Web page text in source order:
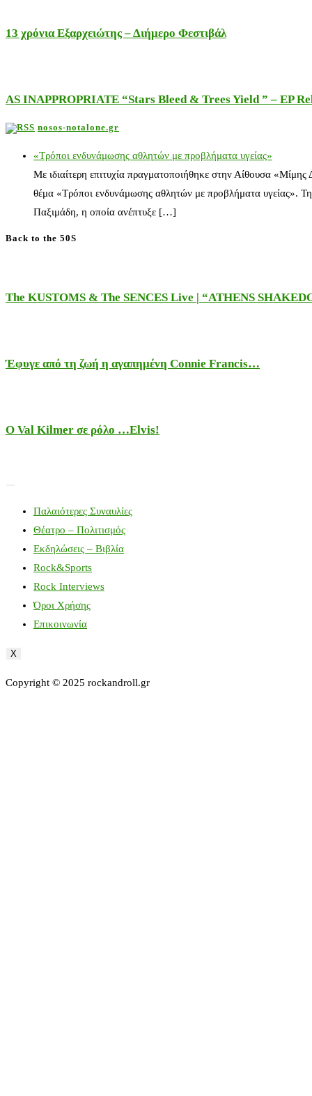
13 χρόνια Εξαρχειώτης – Διήμερο Φεστιβάλ
AS INAPPROPRIATE “Stars Bleed & Trees Yield ” – EP
nosos-notalone.gr
«Τρόποι ενδυνάμωσης αθλητών με προβλήματα υγείας»
Με ιδιαίτερη επιτυχία πραγματοποιήθηκε στην Αίθουσα
θέμα «Τρόποι ενδυνάμωσης αθλητών με προβλήματα υγείας».
Παξιμάδη, η οποία ανέπτυξε […]
Back to the 50S
The KUSTOMS & The SENCES Live | “ATHENS
Έφυγε από τη ζωή η αγαπημένη Connie Francis…
Ο Val Kilmer σε ρόλο …Elvis!
Παλαιότερες Συναυλίες
Θέατρο – Πολιτισμός
Εκδηλώσεις – Βιβλία
Rock&Sports
Rock Interviews
Όροι Χρήσης
Επικοινωνία
X
Copyright © 2025 rockandroll.gr